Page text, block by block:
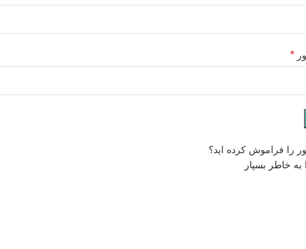
*
را فراموش کرده اید؟
به خاطر بسپار